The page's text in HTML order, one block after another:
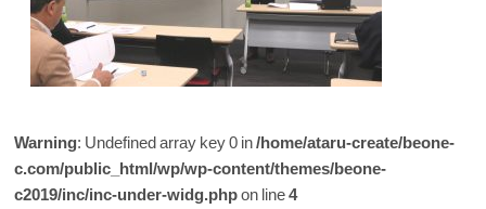
Warning: Undefined array key 0 in/home/ataru-create/beone-
c.com/public_html/wp/wp-content/themes/beone-
c2019/inc/inc-under-widg.phpon line4